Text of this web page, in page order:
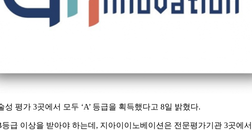
평가 3곳에서 모두 ‘A’ 등급을 획득했다고 8일 밝혔다.
급 이상을 받아야 하는데, 지아이이노베이션은 전문평가기관 3곳에